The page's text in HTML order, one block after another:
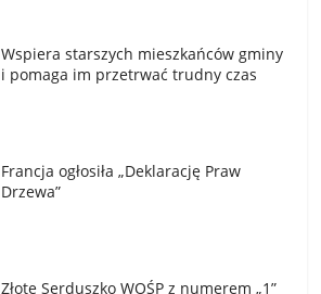
Wspiera starszych mieszkańców gminy
i pomaga im przetrwać trudny czas
Francja ogłosiła „Deklarację Praw
Drzewa”
Złote Serduszko WOŚP z numerem „1”